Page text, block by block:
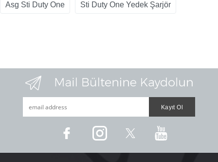
Asg Sti Duty One Sti Duty One Yedek Şarjör